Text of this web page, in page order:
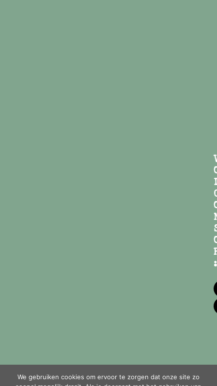
:
We gebruiken cookies om ervoor te zorgen dat onze site zo